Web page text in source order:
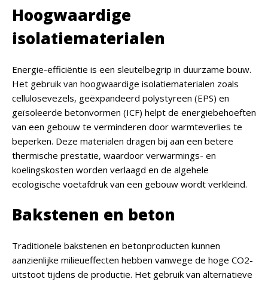
Hoogwaardige
isolatiematerialen
Energie-efficiëntie is een sleutelbegrip in duurzame bouw.
Het gebruik van hoogwaardige isolatiematerialen zoals
cellulosevezels, geëxpandeerd polystyreen (EPS) en
geïsoleerde betonvormen (ICF) helpt de energiebehoeften
van een gebouw te verminderen door warmteverlies te
beperken. Deze materialen dragen bij aan een betere
thermische prestatie, waardoor verwarmings- en
koelingskosten worden verlaagd en de algehele
ecologische voetafdruk van een gebouw wordt verkleind.
Bakstenen en beton
Traditionele bakstenen en betonproducten kunnen
aanzienlijke milieueffecten hebben vanwege de hoge CO2-
uitstoot tijdens de productie. Het gebruik van alternatieve